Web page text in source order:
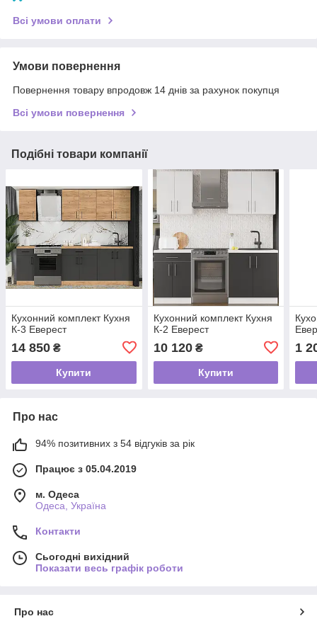
Всі умови оплати
Умови повернення
Повернення товару впродовж 14 днів за рахунок покупця
Всі умови повернення
Подібні товари компанії
Кухонний комплект Кухня
К-3 Еверест
14 850 ₴
Купити
Кухонний комплект Кухня
К-2 Еверест
10 120₴
Купити
1
Про нас
94% позитивних з 54 відгуків за рік
Працює з 05.04.2019
м. Одеса
Одеса, Україна
Контакти
Сьогодні вихідний
Показати весь графік роботи
Про нас